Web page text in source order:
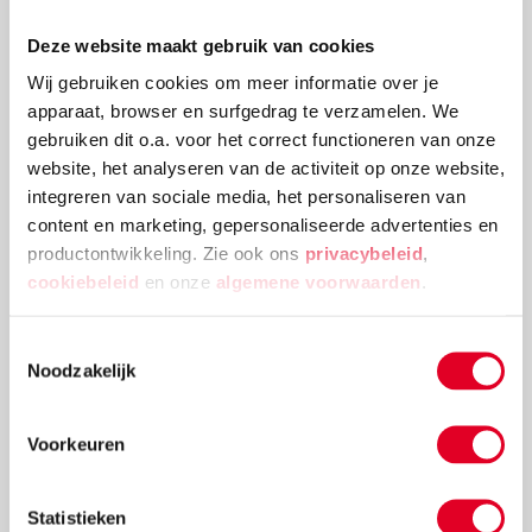
Deze website maakt gebruik van cookies
Wij gebruiken cookies om meer informatie over je
apparaat, browser en surfgedrag te verzamelen. We
gebruiken dit o.a. voor het correct functioneren van onze
website, het analyseren van de activiteit op onze website,
integreren van sociale media, het personaliseren van
content en marketing, gepersonaliseerde advertenties en
productontwikkeling. Zie ook ons privacybeleid,
cookiebeleid en onze algemene voorwaarden .
Noodzakelijk
Voorkeuren
Statistieken
Knutselidee: kerstballenboom maken
Deze kerstballenboom is een echte eyecatcher! Plak
verschillende groottes van kerstballen en
versieringen aan elkaar tot deze mooie
kerstballenboom ontstaat!
Lees meer